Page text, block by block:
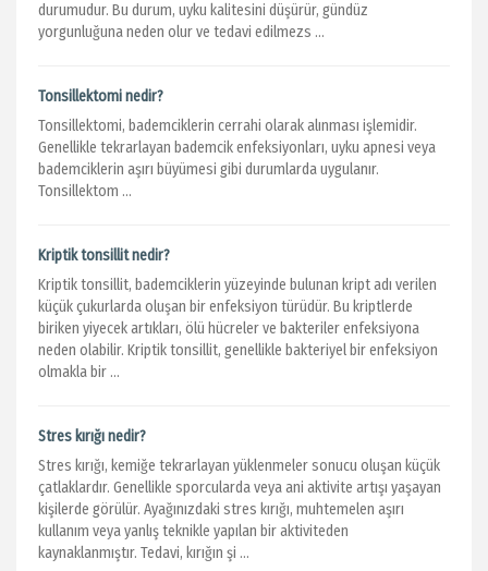
durumudur. Bu durum, uyku kalitesini düşürür, gündüz
yorgunluğuna neden olur ve tedavi edilmezs ...
Tonsillektomi nedir?
Tonsillektomi, bademciklerin cerrahi olarak alınması işlemidir.
Genellikle tekrarlayan bademcik enfeksiyonları, uyku apnesi veya
bademciklerin aşırı büyümesi gibi durumlarda uygulanır.
Tonsillektom ...
Kriptik tonsillit nedir?
Kriptik tonsillit, bademciklerin yüzeyinde bulunan kript adı verilen
küçük çukurlarda oluşan bir enfeksiyon türüdür. Bu kriptlerde
biriken yiyecek artıkları, ölü hücreler ve bakteriler enfeksiyona
neden olabilir. Kriptik tonsillit, genellikle bakteriyel bir enfeksiyon
olmakla bir ...
Stres kırığı nedir?
Stres kırığı, kemiğe tekrarlayan yüklenmeler sonucu oluşan küçük
çatlaklardır. Genellikle sporcularda veya ani aktivite artışı yaşayan
kişilerde görülür. Ayağınızdaki stres kırığı, muhtemelen aşırı
kullanım veya yanlış teknikle yapılan bir aktiviteden
kaynaklanmıştır. Tedavi, kırığın şi ...